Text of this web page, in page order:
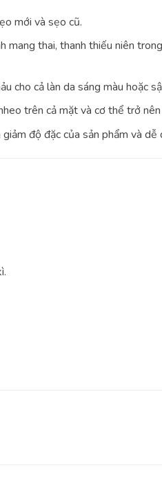
mới và sẹo cũ.
thai, thanh thiếu niên
cho cả làn da sáng màu hoặc
trên cả mặt và cơ thể trở
độ đặc của sản phẩm và dễ